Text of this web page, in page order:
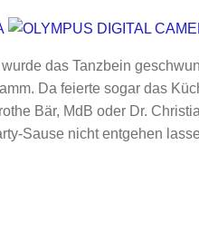
das Tanzbein
Da feierte sogar das
Bär, MdB oder Dr.
Sause nicht entgehen